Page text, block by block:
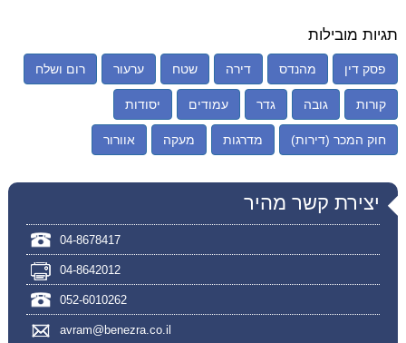
תגיות מובילות
פסק דין מהנדס דירה שטח ערעור רום ושלח
קורות גובה גדר עמודים יסודות
חוק המכר (דירות) מדרגות מעקה אוורור
יצירת קשר מהיר
04-8678417
04-8642012
052-6010262
avram@benezra.co.il